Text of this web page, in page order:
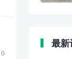
0
最